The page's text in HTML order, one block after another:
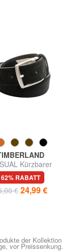
Kürzbarer
62% RABATT
€ 24,99 €
der Kollektion
vor Preissenkung.